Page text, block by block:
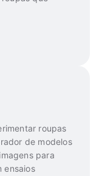
roupas
de modelos
para
ensaios